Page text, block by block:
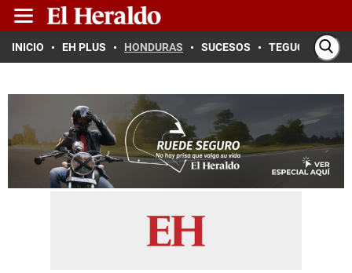
INICIO EH PLUS HONDURAS SUCESOS TEGUCIGALPA